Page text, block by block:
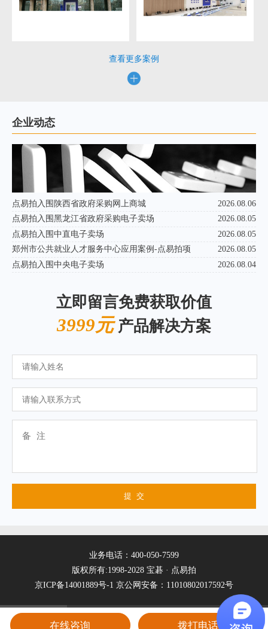
查看更多案例
企业动态
点易拍入围陕西省政府采购网上商城
2026.08.06
点易拍入围黑龙江省政府采购电子卖场
2026.08.05
点易拍入围中直电子卖场
2026.08.05
郑州市公共就业人才服务中心应用案例-点易拍项
2026.08.05
点易拍入围中央电子卖场
2026.08.04
立即留言免费获取价值
3999元产品解决方案
业务电话：400-050-7599
版权所有:1998-2028 宝碁 · 点易拍
京ICP备14001889号-1 京公网安备：11010802017592号
在线咨询 拨打电话